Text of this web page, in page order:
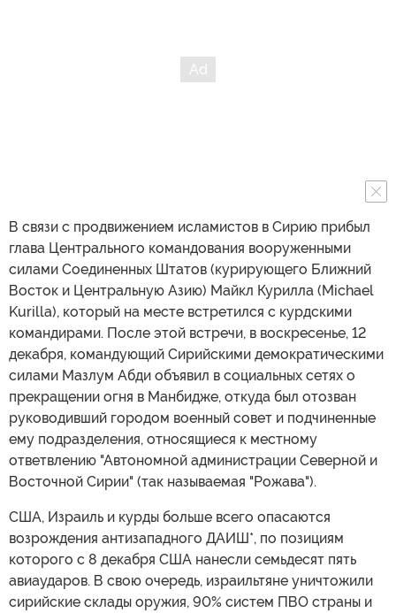
В связи с продвижением исламистов в Сирию прибыл
глава Центрального командования вооруженными
силами Соединенных Штатов (курирующего Ближний
Восток и Центральную Азию) Майкл Курилла (Michael
Kurilla), который на месте встретился с курдскими
командирами. После этой встречи, в воскресенье, 12
декабря, командующий Сирийскими демократическими
силами Мазлум Абди объявил в социальных сетях о
прекращении огня в Манбидже, откуда был отозван
руководивший городом военный совет и подчиненные
ему подразделения, относящиеся к местному
ответвлению "Автономной администрации Северной и
Восточной Сирии" (так называемая "Рожава").
США, Израиль и курды больше всего опасаются
возрождения антизападного ДАИШ*, по позициям
которого с 8 декабря США нанесли семьдесят пять
авиаударов. В свою очередь, израильтяне уничтожили
сирийские склады оружия, 90% систем ПВО страны и